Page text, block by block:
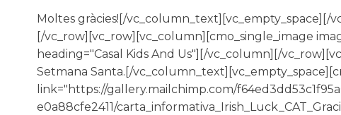
Moltes gràcies![/vc_column_text][vc_empty_space][/
[/vc_row][vc_row][vc_column][cmo_single_image
heading="Casal Kids And Us"][/vc_column][/
Setmana Santa.[/
link="https://gallery.mailchimp.com/
e0a88cfe2411/